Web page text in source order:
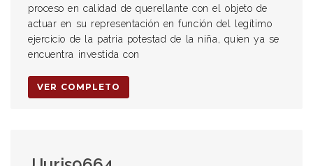
proceso en calidad de querellante con el objeto de
actuar en su representación en función del legítimo
ejercicio de la patria potestad de la niña, quien ya se
encuentra investida con
VER COMPLETO